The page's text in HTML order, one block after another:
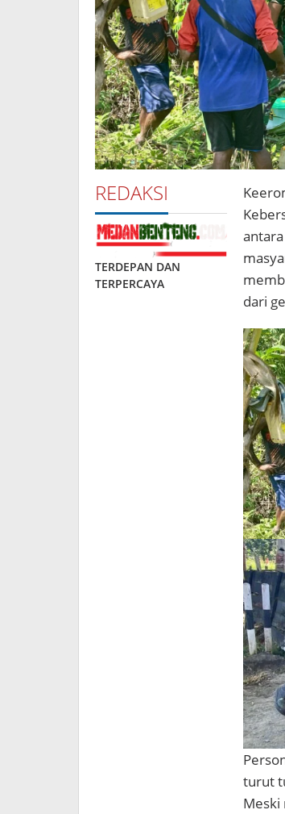
REDAKSI
TERDEPAN DAN
TERPERCAYA
dari
turut
Meski